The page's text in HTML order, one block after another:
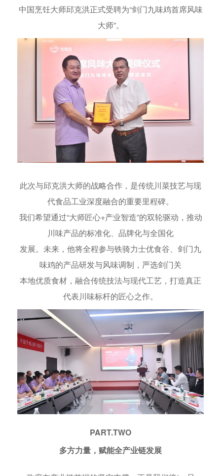
中国烹饪大师邱克洪正式受聘为“剑门九味鸡首席风味
大师”。
此次与邱克洪大师的战略合作，是传统川菜技艺与现
代食品工业深度融合的重要里程碑。
我们希望通过“大师匠心+产业智造”的双轮驱动，推动
川味产品的标准化、品牌化与全国化
发展。未来，他将全程参与铁骑力士优食谷、剑门九
味鸡的产品研发与风味调制，严选剑门关
本地优质食材，融合传统技法与现代工艺，打造真正
代表川味标杆的匠心之作。
PART.TWO
多方力量，赋能全产业链发展